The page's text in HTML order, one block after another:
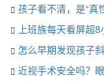
孩子看不清，是“真
上班族每天看屏超
怎么早期发现孩子
近视手术安全吗？